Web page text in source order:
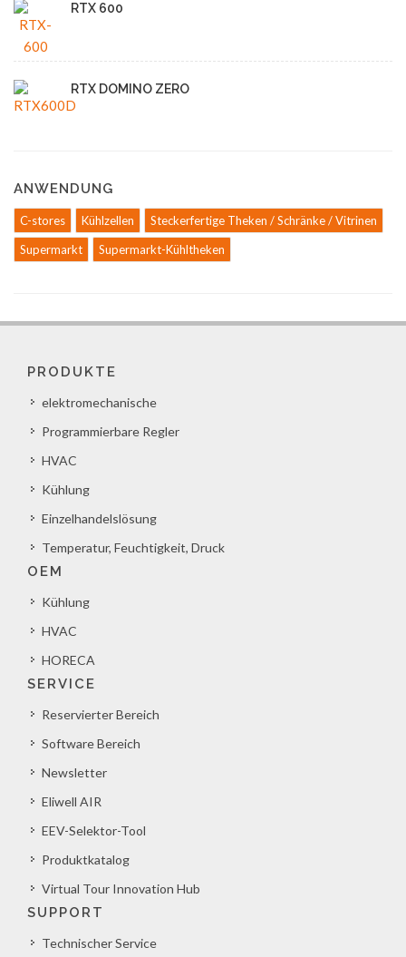
RTX 600
RTX DOMINO ZERO
ANWENDUNG
C-stores Kühlzellen
Steckerfertige Theken / Schränke / Vitrinen
Supermarkt
Supermarkt-Kühltheken
PRODUKTE
elektromechanische
Programmierbare Regler
HVAC
Kühlung
Einzelhandelslösung
Temperatur, Feuchtigkeit, Druck
OEM
Kühlung
HVAC
HORECA
SERVICE
Reservierter Bereich
Software Bereich
Newsletter
Eliwell AIR
EEV-Selektor-Tool
Produktkatalog
Virtual Tour Innovation Hub
SUPPORT
Technischer Service